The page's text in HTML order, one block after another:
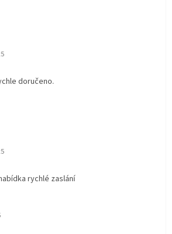
obchodu je 5 z 5 hvězdiček.
doručeno.
obchodu je 5 z 5 hvězdiček.
rychlé zaslání
obchodu je 5 z 5 hvězdiček.